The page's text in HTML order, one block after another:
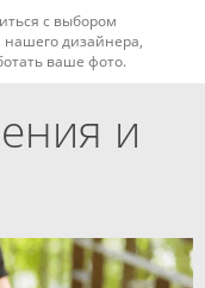
с выбором
нашего дизайнера,
ваше фото.
и